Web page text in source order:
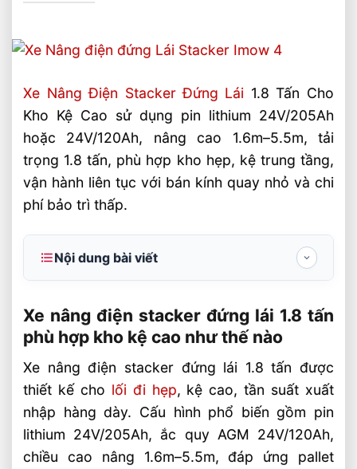
Xe Nâng Điện Stacker Đứng Lái 1.8 Tấn Cho
Kho Kệ Cao sử dụng pin lithium 24V/205Ah
hoặc 24V/120Ah, nâng cao 1.6m–5.5m, tải
trọng 1.8 tấn, phù hợp kho hẹp, kệ trung tầng,
vận hành liên tục với bán kính quay nhỏ và chi
phí bảo trì thấp.
Nội dung bài viết
hợp kho kệ cao như thế nào
Thông số kỹ thuật cần ưu tiên khi chọn
xe nâng stacker 1.8 tấn
Những tiêu chí vận hành giúp giảm chi
phí và tăng độ bền
Khi nào nên chọn xe nâng điện stacker
đứng lái 1.8 tấn
Xe nâng điện stacker đứng lái 1.8 tấn
phù hợp kho kệ cao như thế nào
Xe nâng điện stacker đứng lái 1.8 tấn được
thiết kế cho lối đi hẹp, kệ cao, tần suất xuất
nhập hàng dày. Cấu hình phổ biến gồm pin
lithium 24V/205Ah, ắc quy AGM 24V/120Ah,
chiều cao nâng 1.6m–5.5m, đáp ứng pallet